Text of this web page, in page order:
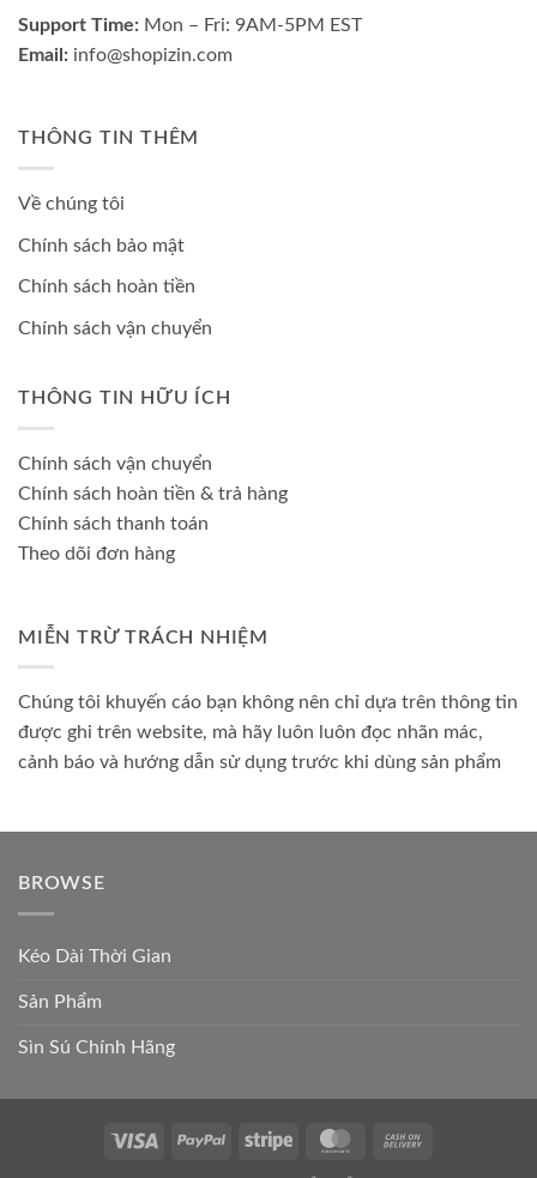
Support Time: Mon – Fri: 9AM-5PM EST
Email: info@shopizin.com
THÔNG TIN THÊM
Về chúng tôi
Chính sách bảo mật
Chính sách hoàn tiền
Chính sách vận chuyển
THÔNG TIN HỮU ÍCH
Chính sách vận chuyển
Chính sách hoàn tiền & trả hàng
Chính sách thanh toán
Theo dõi đơn hàng
MIỄN TRỪ TRÁCH NHIỆM
Chúng tôi khuyến cáo bạn không nên chỉ dựa trên thông tin
được ghi trên website, mà hãy luôn luôn đọc nhãn mác,
cảnh báo và hướng dẫn sử dụng trước khi dùng sản phẩm
BROWSE
Kéo Dài Thời Gian
Sản Phẩm
Sìn Sú Chính Hãng
Visa PayPal Stripe MasterCard